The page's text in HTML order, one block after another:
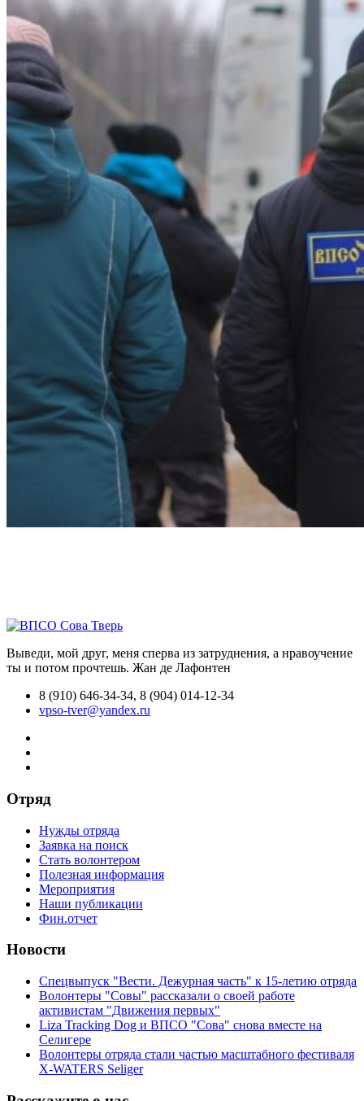
Выведи, мой друг, меня сперва из затруднения, а нравоучение
ты и потом прочтешь. Жан де Лафонтен
8 (910) 646-34-34, 8 (904) 014-12-34
vpso-tver@yandex.ru
Отряд
Нужды отряда
Заявка на поиск
Стать волонтером
Полезная информация
Мероприятия
Наши публикации
Фин.отчет
Новости
Спецвыпуск "Вести. Дежурная часть" к 15-летию отряда
Волонтеры "Совы" рассказали о своей работе
активистам "Движения первых"
Liza Tracking Dog и ВПСО "Сова" снова вместе на
Селигере
Волонтеры отряда стали частью масштабного фестиваля
X-WATERS Seliger